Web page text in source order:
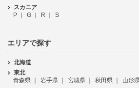
スカニア
P
G R S
エリアで探す
北海道
東北
青森県
岩手県 宮城県 秋田県 山形